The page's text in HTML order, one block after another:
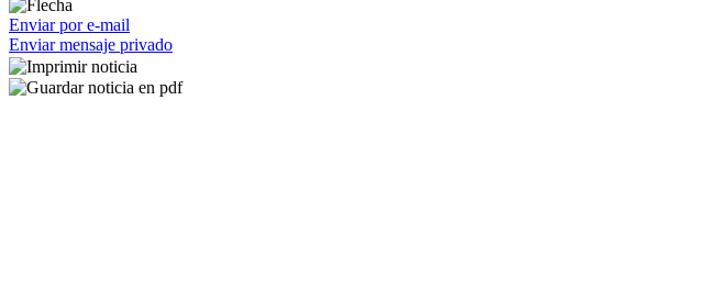
Enviar por e-mail
Enviar mensaje privado